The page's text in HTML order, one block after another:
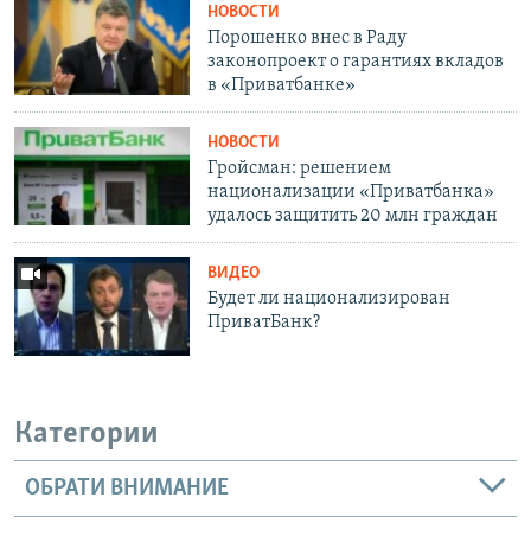
НОВОСТИ
Порошенко внес в Раду
законопроект о гарантиях вкладов
в «Приватбанке»
НОВОСТИ
Гройсман: решением
национализации «Приватбанка»
удалось защитить 20 млн граждан
ВИДЕО
Будет ли национализирован
ПриватБанк?
Категории
ОБРАТИ ВНИМАНИЕ